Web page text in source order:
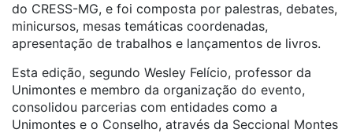
do CRESS-MG, e foi composta por palestras, debates,
minicursos, mesas temáticas coordenadas,
apresentação de trabalhos e lançamentos de livros.
Esta edição, segundo Wesley Felício, professor da
Unimontes e membro da organização do evento,
consolidou parcerias com entidades como a
Unimontes e o Conselho, através da Seccional Montes